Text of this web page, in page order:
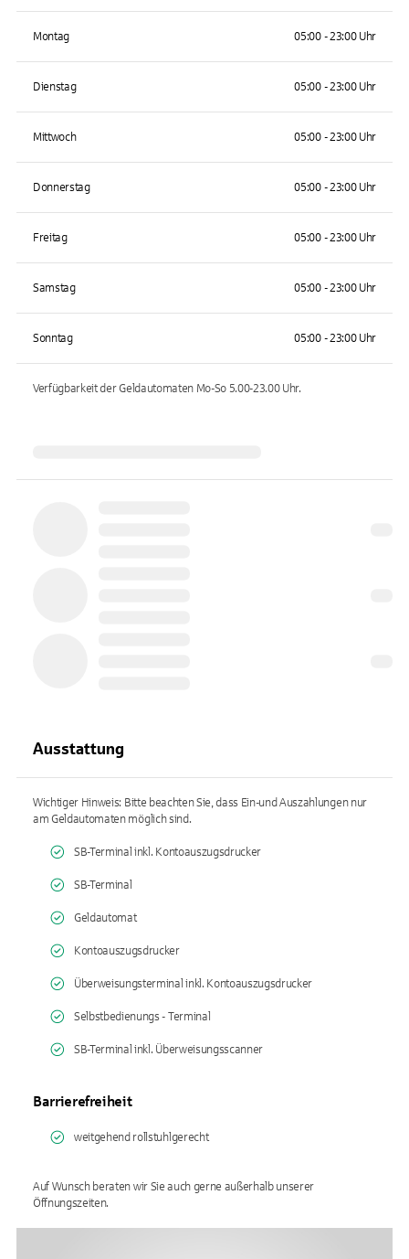
Montag 05:00 - 23:00 Uhr
Dienstag 05:00 - 23:00 Uhr
Mittwoch 05:00 - 23:00 Uhr
Donnerstag 05:00 - 23:00 Uhr
Freitag 05:00 - 23:00 Uhr
Samstag 05:00 - 23:00 Uhr
Sonntag 05:00 - 23:00 Uhr
Verfügbarkeit der Geldautomaten Mo-So 5.00-23.00Uhr.
Ausstattung
Wichtiger Hinweis: Bitte beachten Sie, dass Ein-und Auszahlungen nur
am Geldautomaten möglich sind.
SB-Terminal inkl. Kontoauszugsdrucker
SB-Terminal
Geldautomat
Kontoauszugsdrucker
Überweisungsterminal inkl. Kontoauszugsdrucker
Selbstbedienungs - Terminal
SB-Terminal inkl. Überweisungsscanner
Barrierefreiheit
weitgehend rollstuhlgerecht
Auf Wunsch beraten wir Sie auch gerne außerhalb unserer
Öffnungszeiten.